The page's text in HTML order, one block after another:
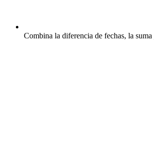
Combina la diferencia de fechas, la